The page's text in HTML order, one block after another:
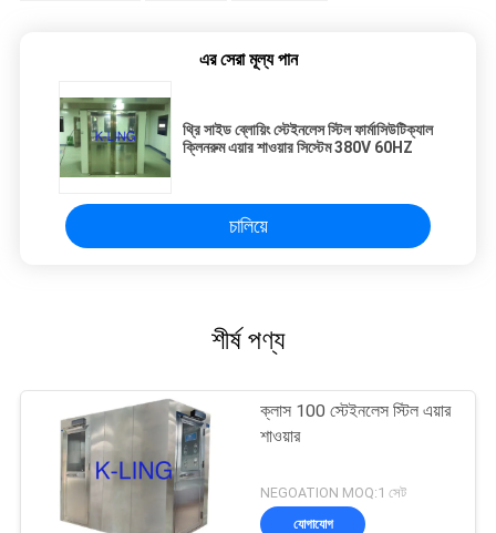
এর সেরা মূল্য পান
থ্রি সাইড ব্লোয়িং স্টেইনলেস স্টিল ফার্মাসিউটিক্যাল
ক্লিনরুম এয়ার শাওয়ার সিস্টেম 380V 60HZ
চালিয়ে
শীর্ষ পণ্য
ক্লাস 100 স্টেইনলেস স্টিল এয়ার
শাওয়ার
NEGOATION MOQ:1 সেট
যোগাযোগ